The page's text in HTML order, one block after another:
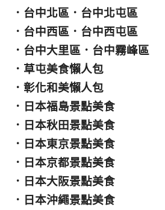
． 台中北區 ． 台中北屯區
． 台中西區 ． 台中西屯區
． 台中大里區 ． 台中霧峰區
． 草屯美食懶人包
． 彰化和美懶人包
． 日本福島景點美食
． 日本秋田景點美食
． 日本東京景點美食
． 日本京都景點美食
． 日本大阪景點美食
． 日本沖繩景點美食